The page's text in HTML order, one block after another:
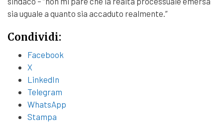
sia uguale a quanto sia accaduto realmente.”
Condividi:
Facebook
X
LinkedIn
Telegram
WhatsApp
Stampa